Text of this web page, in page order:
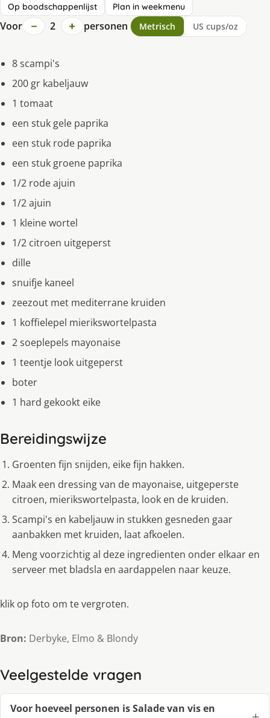
Op boodschappenlijst Plan in weekmenu
Voor − 2 + personen Metrisch US cups/oz
8 scampi's
200 gr kabeljauw
1 tomaat
een stuk gele paprika
een stuk rode paprika
een stuk groene paprika
1/2 rode ajuin
1/2 ajuin
1 kleine wortel
1/2 citroen uitgeperst
dille
snuifje kaneel
zeezout met mediterrane kruiden
1 koffielepel mierikswortelpasta
2 soeplepels mayonaise
1 teentje look uitgeperst
boter
1 hard gekookt eike
Bereidingswijze
Groenten fijn snijden, eike fijn hakken.
Maak een dressing van de mayonaise, uitgeperste
citroen, mierikswortelpasta, look en de kruiden.
Scampi's en kabeljauw in stukken gesneden gaar
aanbakken met kruiden, laat afkoelen.
Meng voorzichtig al deze ingredienten onder elkaar en
serveer met bladsla en aardappelen naar keuze.
klik op foto om te vergroten.
Bron: Derbyke, Elmo & Blondy
Veelgestelde vragen
Voor hoeveel personen is Salade van vis en